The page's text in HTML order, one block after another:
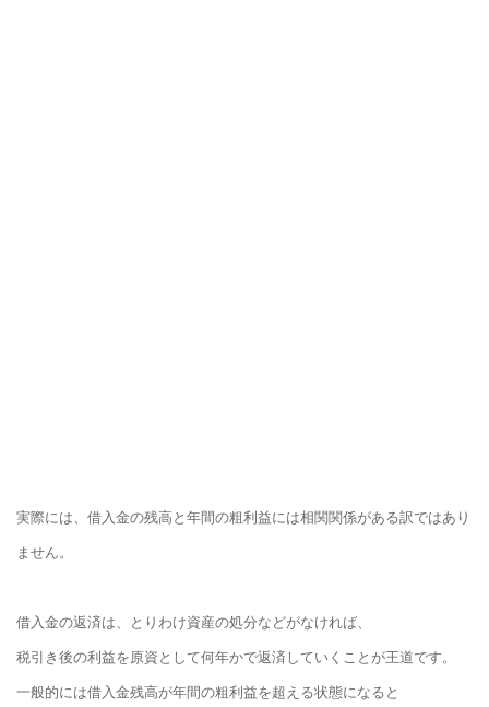
実際には、借入金の残高と年間の粗利益には相関関係がある訳ではあり
ません。
借入金の返済は、とりわけ資産の処分などがなければ、
税引き後の利益を原資として何年かで返済していくことが王道です。
一般的には借入金残高が年間の粗利益を超える状態になると